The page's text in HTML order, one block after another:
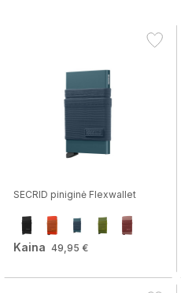
SECRID piniginė Flexwallet
Kaina 49,95 €